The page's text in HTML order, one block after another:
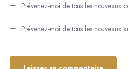
Prévenez-moi de tous les nouveaux
Prévenez-moi de tous les nouveaux